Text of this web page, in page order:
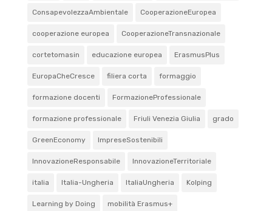
ConsapevolezzaAmbientale CooperazioneEuropea
cooperazione europea CooperazioneTransnazionale
cortetomasin educazione europea ErasmusPlus
EuropaCheCresce filiera corta formaggio
formazione docenti FormazioneProfessionale
formazione professionale Friuli Venezia Giulia grado
GreenEconomy ImpreseSostenibili
InnovazioneResponsabile InnovazioneTerritoriale
italia Italia-Ungheria ItaliaUngheria Kolping
Learning by Doing mobilità Erasmus+